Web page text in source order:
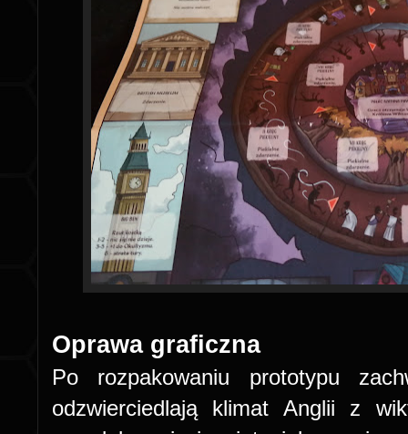
Oprawa graficzna
Po rozpakowaniu prototypu
odzwierciedlają klimat Anglii z